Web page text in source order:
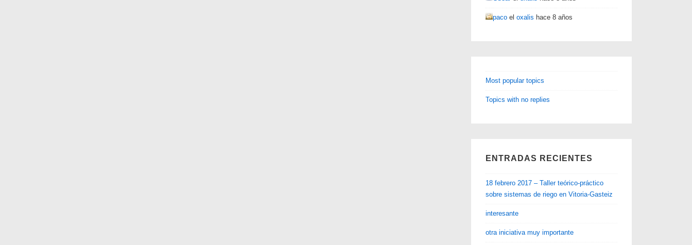
paco el oxalis hace 8 años
Most popular topics
Topics with no replies
ENTRADAS RECIENTES
18 febrero 2017 – Taller teórico-práctico
sobre sistemas de riego en Vitoria-Gasteiz
interesante
otra iniciativa muy importante